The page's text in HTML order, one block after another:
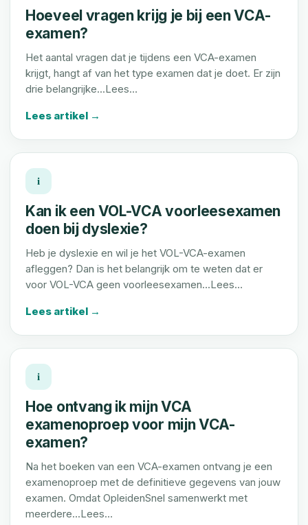
Hoeveel vragen krijg je bij een VCA-
examen?
Het aantal vragen dat je tijdens een VCA-examen
krijgt, hangt af van het type examen dat je doet. Er zijn
drie belangrijke...Lees…
Lees artikel →
i
Kan ik een VOL-VCA voorleesexamen
doen bij dyslexie?
Heb je dyslexie en wil je het VOL-VCA-examen
afleggen? Dan is het belangrijk om te weten dat er
voor VOL-VCA geen voorleesexamen...Lees…
Lees artikel →
i
Hoe ontvang ik mijn VCA
examenoproep voor mijn VCA-
examen?
Na het boeken van een VCA-examen ontvang je een
examenoproep met de definitieve gegevens van jouw
examen. Omdat OpleidenSnel samenwerkt met
meerdere...Lees…